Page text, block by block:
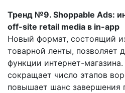
Тренд №9. Shoppable Ads:
off-site retail media в in-app
Новый формат, состоящий
товарной ленты, позволяет
функции интернет-
сокращает число этапов
повышает шанс завершения